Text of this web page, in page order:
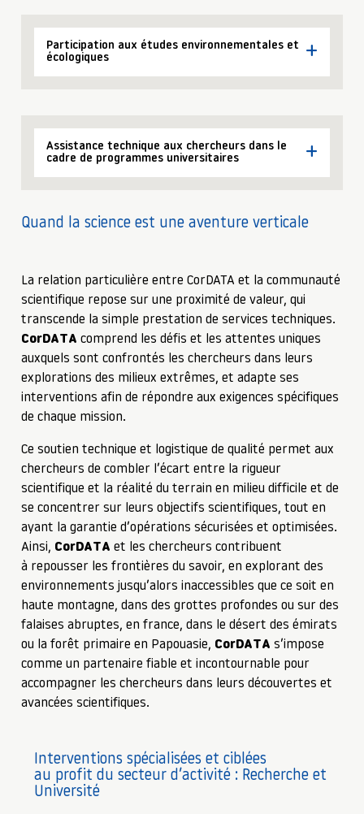
Participation aux études environnementales et
écologiques
Assistance technique aux chercheurs dans le
cadre de programmes universitaires
Quand la science est une aventure verticale
La relation particulière entre CorDATA et la communauté
scientifique repose sur une proximité de valeur, qui
transcende la simple prestation de services techniques.
CorDATA comprend les défis et les attentes uniques
auxquels sont confrontés les chercheurs dans leurs
explorations des milieux extrêmes, et adapte ses
interventions afin de répondre aux exigences spécifiques
de chaque mission.
Ce soutien technique et logistique de qualité permet aux
chercheurs de combler l’écart entre la rigueur
scientifique et la réalité du terrain en milieu difficile et de
se concentrer sur leurs objectifs scientifiques, tout en
ayant la garantie d’opérations sécurisées et optimisées.
Ainsi, CorDATA et les chercheurs contribuent
à repousser les frontières du savoir, en explorant des
environnements jusqu’alors inaccessibles que ce soit en
haute montagne, dans des grottes profondes ou sur des
falaises abruptes, en france, dans le désert des émirats
ou la forêt primaire en Papouasie, CorDATA s’impose
comme un partenaire fiable et incontournable pour
accompagner les chercheurs dans leurs découvertes et
avancées scientifiques.
Interventions spécialisées et ciblées
au profit du secteur d’activité : Recherche et
Université